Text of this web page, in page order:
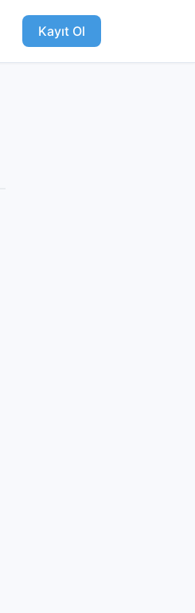
Kayıt Ol